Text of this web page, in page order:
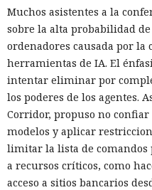
Muchos asistentes a la
sobre la alta probabilidad
ordenadores causada por la
herramientas de IA. El
intentar eliminar por
los poderes de los agentes.
Corridor, propuso no
modelos y aplicar
limitar la lista de comandos
a recursos críticos, como
acceso a sitios bancarios